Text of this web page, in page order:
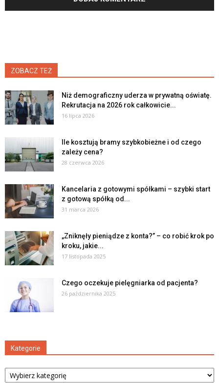
ZOBACZ TEŻ
Niż demograficzny uderza w prywatną oświatę.
Rekrutacja na 2026 rok całkowicie...
16 lipca 2026
Ile kosztują bramy szybkobieżne i od czego
zależy cena?
28 czerwca 2026
Kancelaria z gotowymi spółkami – szybki start
z gotową spółką od...
31 marca 2026
„Zniknęły pieniądze z konta?” – co robić krok po
kroku, jakie...
17 listopada 2025
Czego oczekuje pielęgniarka od pacjenta?
26 października 2025
Kategorie
Kategorie